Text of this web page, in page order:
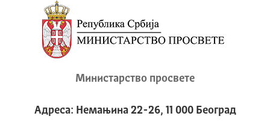
Министарство просвете
Адреса: Немањина 22-26, 11 000 Београд